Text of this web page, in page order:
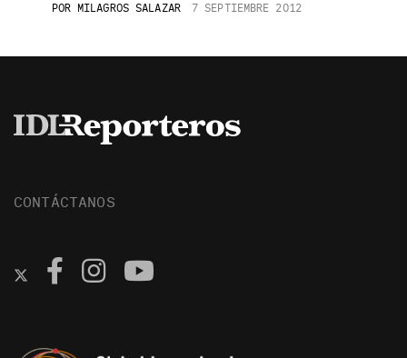
PORMILAGROS SALAZAR 7 SEPTIEMBRE 2012
CONTÁCTANOS